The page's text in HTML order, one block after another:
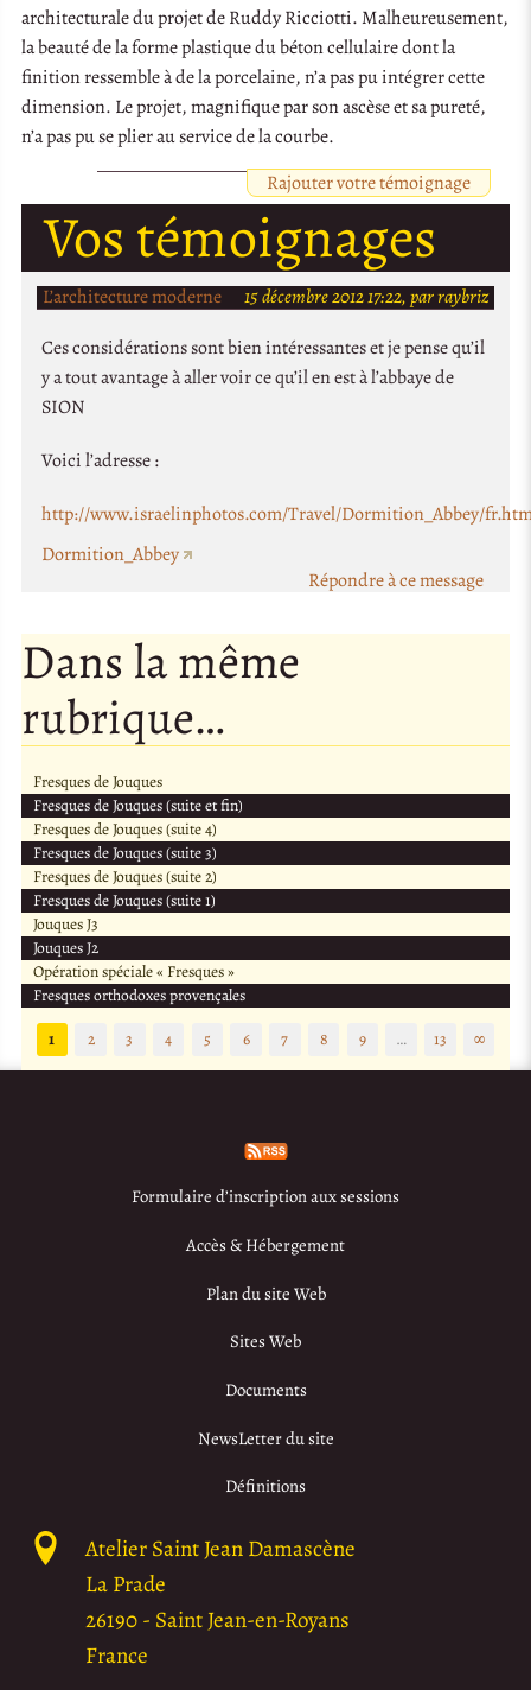
architecturale du projet de Ruddy Ricciotti. Malheureusement,
la beauté de la forme plastique du béton cellulaire dont la
finition ressemble à de la porcelaine, n’a pas pu intégrer cette
dimension. Le projet, magnifique par son ascèse et sa pureté,
n’a pas pu se plier au service de la courbe.
Rajouter votre témoignage
Vos témoignages
L’architecture moderne
15 décembre 2012 17:22, par raybriz
Ces considérations sont bien intéressantes et je pense qu’il
y a tout avantage à aller voir ce qu’il en est à l’abbaye de
SION
Voici l’adresse :
http://www.israelinphotos.com/Travel/Dormition_Abbey/
Dormition_Abbey
Répondre à ce message
Dans la même
rubrique…
Fresques de Jouques
Fresques de Jouques (suite et fin)
Fresques de Jouques (suite 4)
Fresques de Jouques (suite 3)
Fresques de Jouques (suite 2)
Fresques de Jouques (suite 1)
Jouques J3
Jouques J2
Opération spéciale « Fresques »
Fresques orthodoxes provençales
1
2 3 4 5 6 7 8 9 … 13 ∞
Formulaire d’inscription aux sessions
Accès & Hébergement
Plan du site Web
Sites Web
Documents
NewsLetter du site
Définitions
Atelier Saint Jean Damascène
La Prade
26190- Saint Jean-en-Royans
France